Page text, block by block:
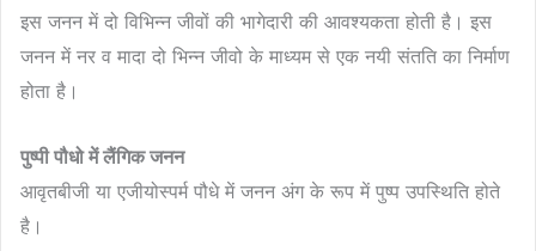
इस जनन में दो विभिन्न जीवों की भागेदारी की आवश्यकता होती है। इस
जनन में नर व मादा दो भिन्न जीवो के माध्यम से एक नयी संतति का निर्माण
होता है।
पुष्पी पौधो में लैंगिक जनन
आवृतबीजी या एजीयोस्पर्म पौधे में जनन अंग के रूप में पुष्प उपस्थिति होते
है।